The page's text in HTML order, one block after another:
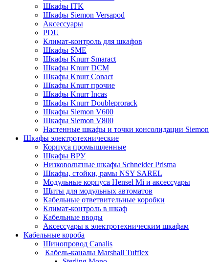
Шкафы ITK
Шкафы Siemon Versapod
Аксессуары
PDU
Климат-контроль для шкафов
Шкафы SME
Шкафы Knurr Smaract
Шкафы Knurr DCM
Шкафы Knurr Conact
Шкафы Knurr прочие
Шкафы Knurr Incas
Шкафы Knurr Doubleprorack
Шкафы Siemon V600
Шкафы Siemon V800
Настенные шкафы и точки консолидации Siemon
Шкафы электротехнические
Корпуса промышленные
Шкафы ВРУ
Низковольтные шкафы Schneider Prisma
Шкафы, стойки, рамы NSY SAREL
Модульные корпуса Hensel Mi и аксессуары
Щиты для модульных автоматов
Кабельные ответвительные коробки
Климат-контроль в шкаф
Кабельные вводы
Аксессуары к электротехническим шкафам
Кабельные короба
Шинопровод Canalis
Кабель-каналы Marshall Tufflex